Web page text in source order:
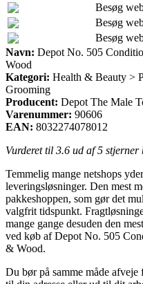
Besøg
Besøg
Besøg
Navn: Depot No. 505
Wood
Kategori: Health & Beauty >
Grooming
Producent: Depot The Male
Varenummer: 90606
EAN: 8032274078012
Vurderet til 3.6 ud af 5 stjerner
Temmelig mange netshops
leveringsløsninger. Den mest
pakkeshoppen, som gør det
valgfrit tidspunkt.
mange gange desuden den
ved køb af Depot No. 505
& Wood.
Du bør på samme måde